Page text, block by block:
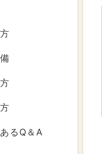
るQ＆A